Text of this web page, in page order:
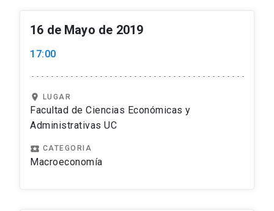
16 de Mayo de 2019
17:00
location_on LUGAR
Facultad de Ciencias Económicas y
Administrativas UC
local_play CATEGORIA
Macroeconomía